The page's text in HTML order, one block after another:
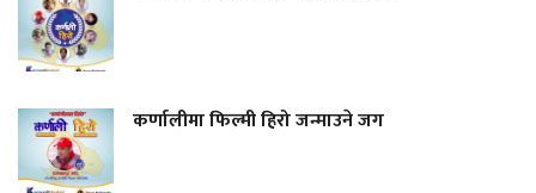
कर्णालीमा फिल्मी हिरो जन्माउने जग